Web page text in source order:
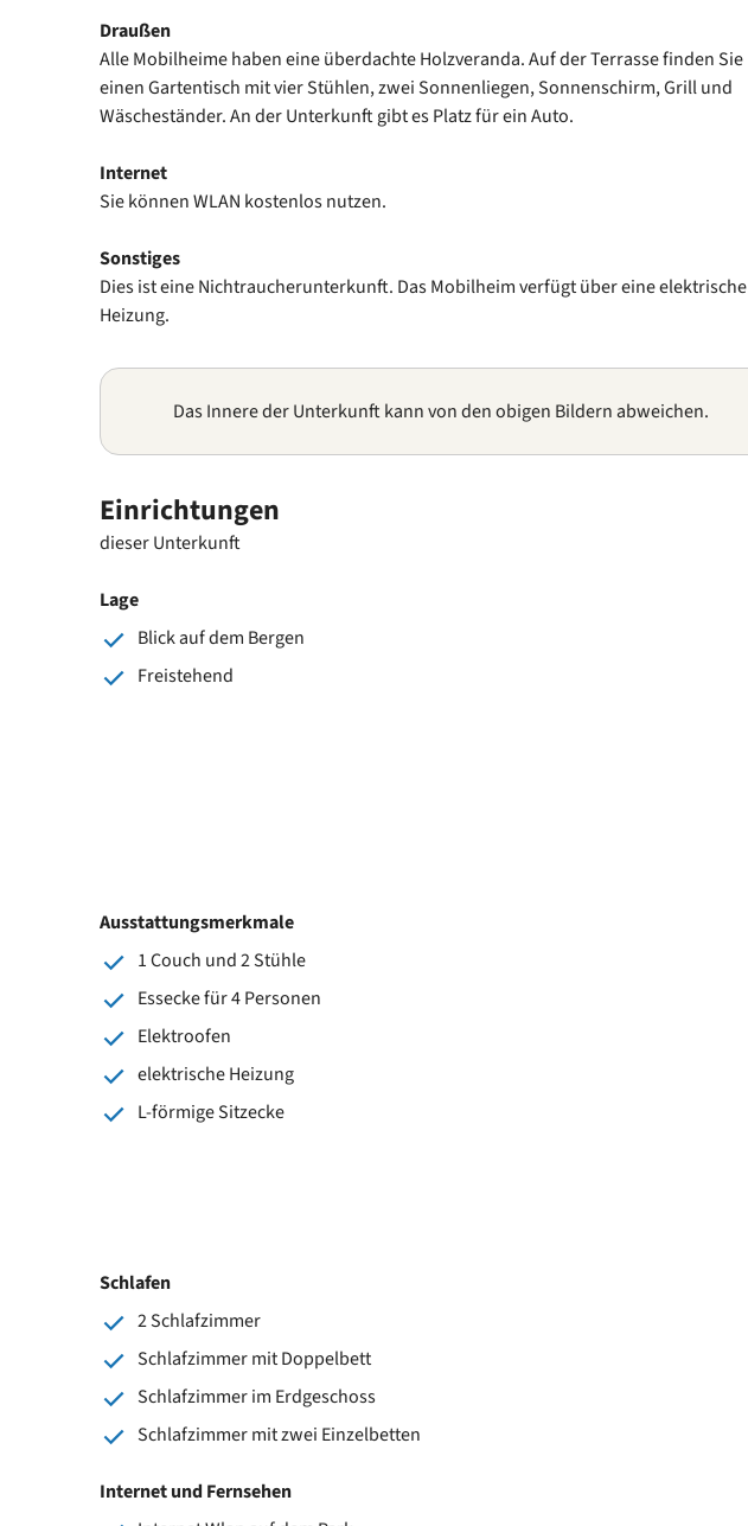
Draußen
Alle Mobilheime haben eine überdachte Holzveranda. Auf der Terrasse finden Sie
einen Gartentisch mit vier Stühlen, zwei Sonnenliegen, Sonnenschirm, Grill und
Wäscheständer. An der Unterkunft gibt es Platz für ein Auto.
Internet
Sie können WLAN kostenlos nutzen.
Sonstiges
Dies ist eine Nichtraucherunterkunft. Das Mobilheim verfügt über eine elektrische
Heizung.
Das Innere der Unterkunft kann von den obigen Bildern abweichen.
Einrichtungen
dieser Unterkunft
Lage
Blick auf dem Bergen
Freistehend
Ausstattungsmerkmale
1 Couch und 2 Stühle
Essecke für 4 Personen
Elektroofen
elektrische Heizung
L-förmige Sitzecke
Schlafen
2 Schlafzimmer
Schlafzimmer mit Doppelbett
Schlafzimmer im Erdgeschoss
Schlafzimmer mit zwei Einzelbetten
Internet und Fernsehen